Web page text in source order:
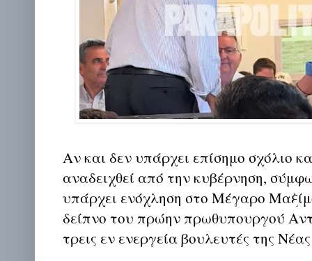
Αν και δεν υπάρχει επίσημο σχόλιο
αναδειχθεί από την κυβέρνηση,
υπάρχει ενόχληση στο Μέγαρο
δείπνο του πρώην πρωθυπουργού
τρεις εν ενεργεία βουλευτές της